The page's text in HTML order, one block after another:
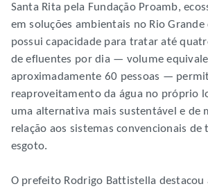
Santa Rita pela Fundação Proamb,
em soluções ambientais no Rio Grande
possui capacidade para tratar até
de efluentes por dia — volume
aproximadamente 60 pessoas —
reaproveitamento da água no próprio
uma alternativa mais sustentável e de
relação aos sistemas convencionais
esgoto.
O prefeito Rodrigo Battistella